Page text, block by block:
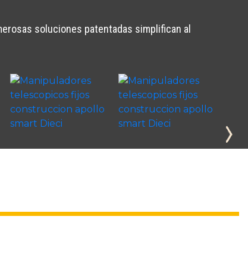
soluciones patentadas simplifican al